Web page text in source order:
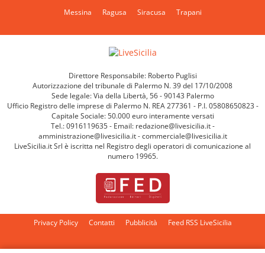
Messina Ragusa Siracusa Trapani
Direttore Responsabile: Roberto Puglisi
Autorizzazione del tribunale di Palermo N. 39 del 17/10/2008
Sede legale: Via della Libertà, 56 - 90143 Palermo
Ufficio Registro delle imprese di Palermo N. REA 277361 - P.I. 05808650823 -
Capitale Sociale: 50.000 euro interamente versati
Tel.: 0916119635 - Email: redazione@livesicilia.it -
amministrazione@livesicilia.it - commerciale@livesicilia.it
LiveSicilia.it Srl è iscritta nel Registro degli operatori di comunicazione al
numero 19965.
Privacy Policy Contatti Pubblicità Feed RSS LiveSicilia